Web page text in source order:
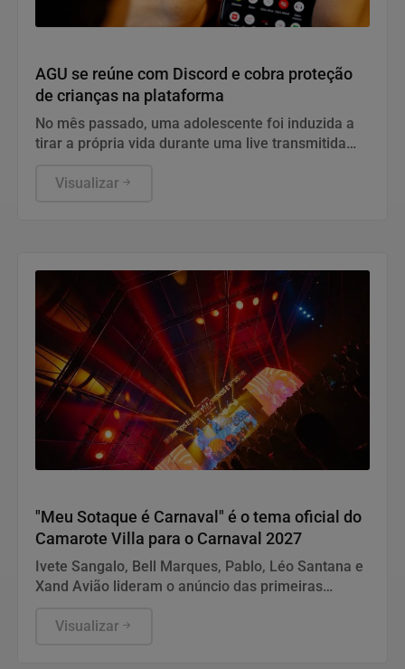
AGU se reúne com Discord e cobra proteção
de crianças na plataforma
No mês passado, uma adolescente foi induzida a
tirar a própria vida durante uma live transmitida
Visualizar
"Meu Sotaque é Carnaval" é o tema oficial do
Camarote Villa para o Carnaval 2027
Ivete Sangalo, Bell Marques, Pablo, Léo Santana e
Xand Avião lideram o anúncio das primeiras
camarote
Visualizar